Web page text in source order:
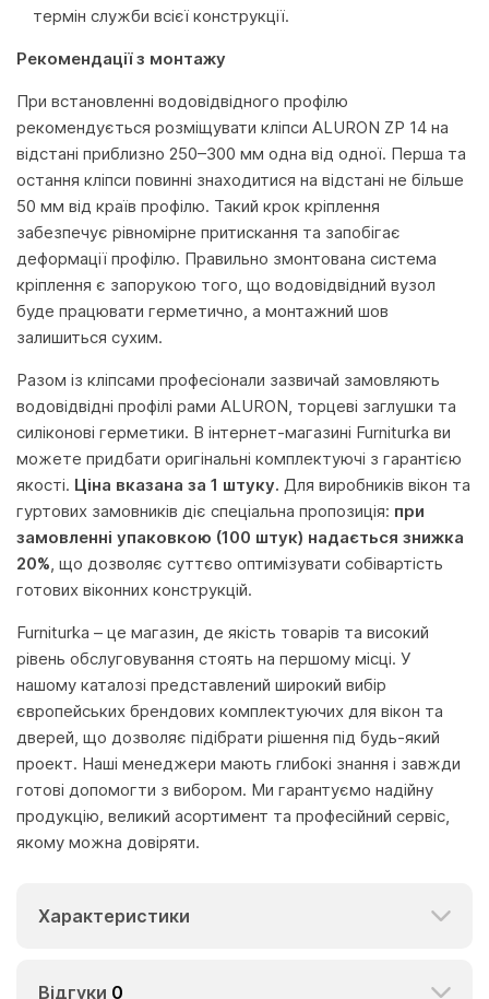
термін служби всієї конструкції.
Рекомендації з монтажу
При встановленні водовідвідного профілю
рекомендується розміщувати кліпси ALURON ZP 14 на
відстані приблизно 250–300 мм одна від одної. Перша та
остання кліпси повинні знаходитися на відстані не більше
50 мм від країв профілю. Такий крок кріплення
забезпечує рівномірне притискання та запобігає
деформації профілю. Правильно змонтована система
кріплення є запорукою того, що водовідвідний вузол
буде працювати герметично, а монтажний шов
залишиться сухим.
Разом із кліпсами професіонали зазвичай замовляють
водовідвідні профілі рами ALURON, торцеві заглушки та
силіконові герметики. В інтернет-магазині Furniturka ви
можете придбати оригінальні комплектуючі з гарантією
якості. Ціна вказана за 1 штуку. Для виробників вікон та
гуртових замовників діє спеціальна пропозиція: при
замовленні упаковкою (100 штук) надається знижка
20%, що дозволяє суттєво оптимізувати собівартість
готових віконних конструкцій.
Furniturka – це магазин, де якість товарів та високий
рівень обслуговування стоять на першому місці. У
нашому каталозі представлений широкий вибір
європейських брендових комплектуючих для вікон та
дверей, що дозволяє підібрати рішення під будь-який
проект. Наші менеджери мають глибокі знання і завжди
готові допомогти з вибором. Ми гарантуємо надійну
продукцію, великий асортимент та професійний сервіс,
якому можна довіряти.
Характеристики
Відгуки 0